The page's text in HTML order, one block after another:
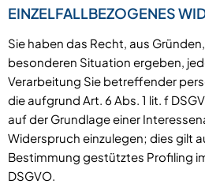
EINZELFALLBEZOGENES
Sie haben das Recht, aus
besonderen Situation ergeben,
Verarbeitung Sie betreffender
die aufgrund Art. 6 Abs. 1 lit. f
auf der Grundlage einer
Widerspruch einzulegen; dies gilt
Bestimmung gestütztes Profiling
DSGVO.